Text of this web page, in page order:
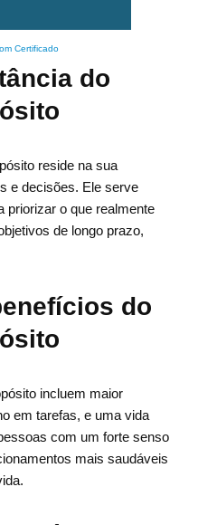
Certificado
do
reside na sua
e decisões. Ele serve
priorizar o que realmente
de longo prazo,
do
incluem maior
em tarefas, e uma vida
com um forte senso
mais saudáveis